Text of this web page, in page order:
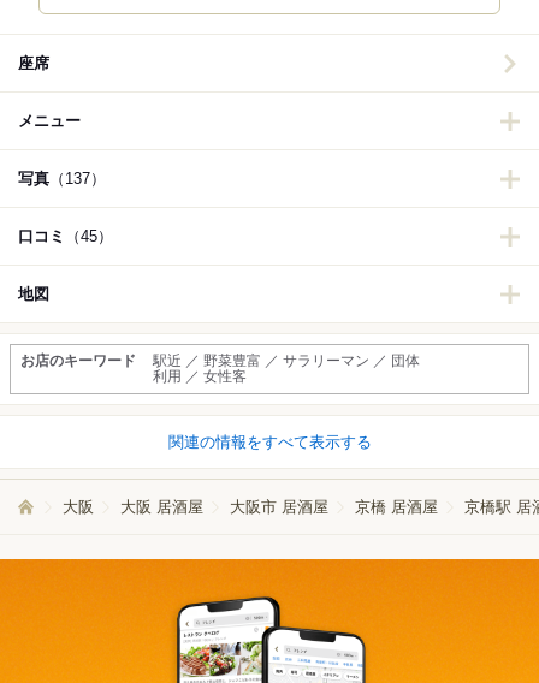
座席
メニュー
写真 （137）
口コミ （45）
地図
お店のキーワード
駅近 ／ 野菜豊富 ／ サラリーマン ／ 団体
利用 ／ 女性客
関連の情報をすべて表示する
大阪 大阪 居酒屋 大阪市 居酒屋 京橋 居酒屋 京橋駅 居